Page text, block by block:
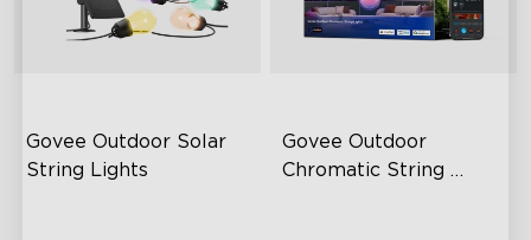
Govee Outdoor Solar
String Lights
Govee Outdoor
Chromatic String